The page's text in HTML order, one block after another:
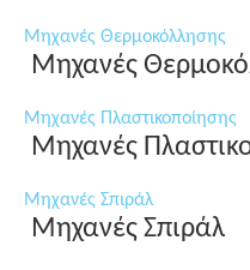
Μηχανές Θερμοκόλλησης
Μηχανές
Μηχανές Πλαστικοποίησης
Μηχανές
Μηχανές Σπιράλ
Μηχανές Σπιράλ